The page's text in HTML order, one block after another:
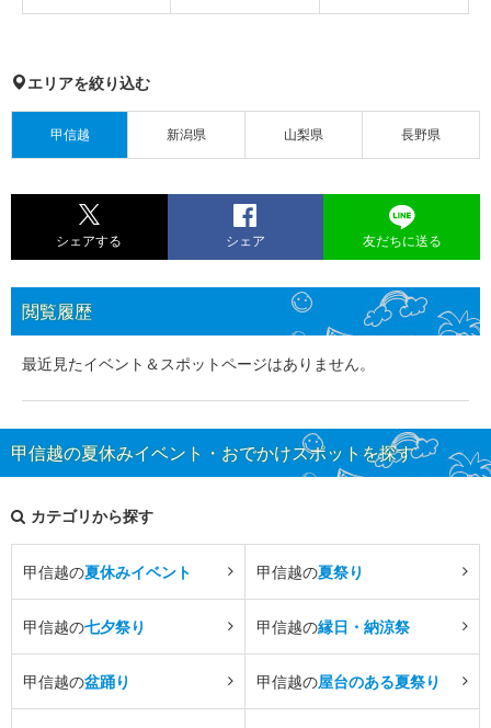
エリアを絞り込む
甲信越 新潟県 山梨県 長野県
シェアする シェア 友だちに送る
閲覧履歴
最近見たイベント＆スポットページはありません。
甲信越の夏休みイベント・おでかけスポットを探す
カテゴリから探す
甲信越の夏休みイベント 甲信越の夏祭り
甲信越の七夕祭り 甲信越の縁日・納涼祭
甲信越の盆踊り 甲信越の屋台のある夏祭り